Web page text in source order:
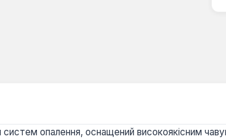
опалення, оснащений високоякісним